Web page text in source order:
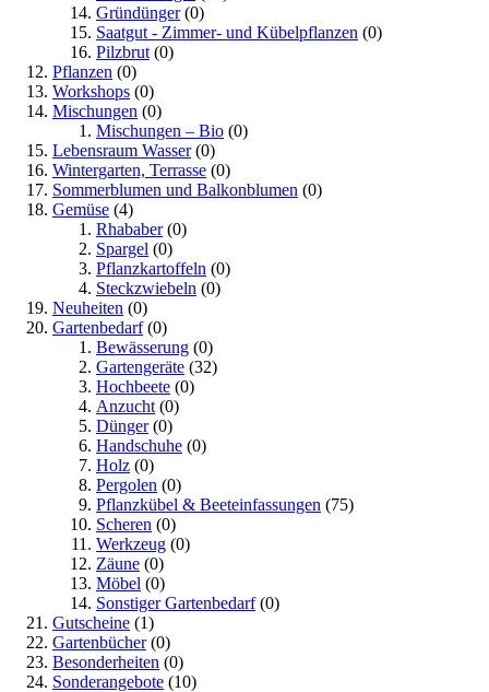
Gründünger(0)
Saatgut - Zimmer- und Kübelpflanzen (0)
Pilzbrut (0)
Pflanzen (0)
Workshops (0)
Mischungen (0)
Mischungen – Bio (0)
Lebensraum Wasser(0)
Wintergarten, Terrasse (0)
Sommerblumen und Balkonblumen (0)
Gemüse (4)
Rhababer(0)
Spargel (0)
Pflanzkartoffeln (0)
Steckzwiebeln (0)
Neuheiten (0)
Gartenbedarf(0)
Bewässerung (0)
Gartengeräte (32)
Hochbeete (0)
Anzucht (0)
Dünger(0)
Handschuhe (0)
Holz (0)
Pergolen (0)
Pflanzkübel & Beeteinfassungen (75)
Scheren (0)
Werkzeug (0)
Zäune (0)
Möbel (0)
Sonstiger Gartenbedarf(0)
Gutscheine (1)
Gartenbücher(0)
Besonderheiten (0)
Sonderangebote (10)